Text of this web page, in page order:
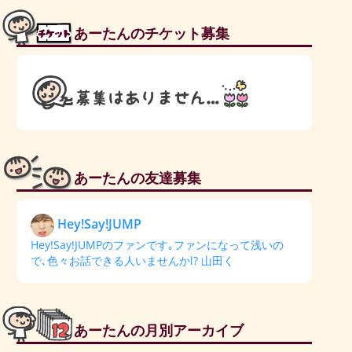
あーたんのチケット募集
あーたんの友達募集
Hey!Say!JUMP
Hey!Say!JUMPのファンです｡ファンになって浅いの
で､色々お話できる人いませんかl? 山田く
あーたんの月別アーカイブ